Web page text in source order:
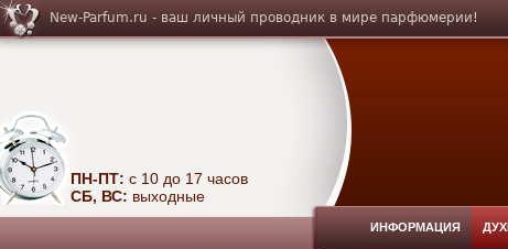
New-Parfum.ru - ваш личный проводник в мире парфюмерии!
ПН-ПТ: с 10 до 17 часов
СБ, ВС: выходные
ИНФОРМАЦИЯ